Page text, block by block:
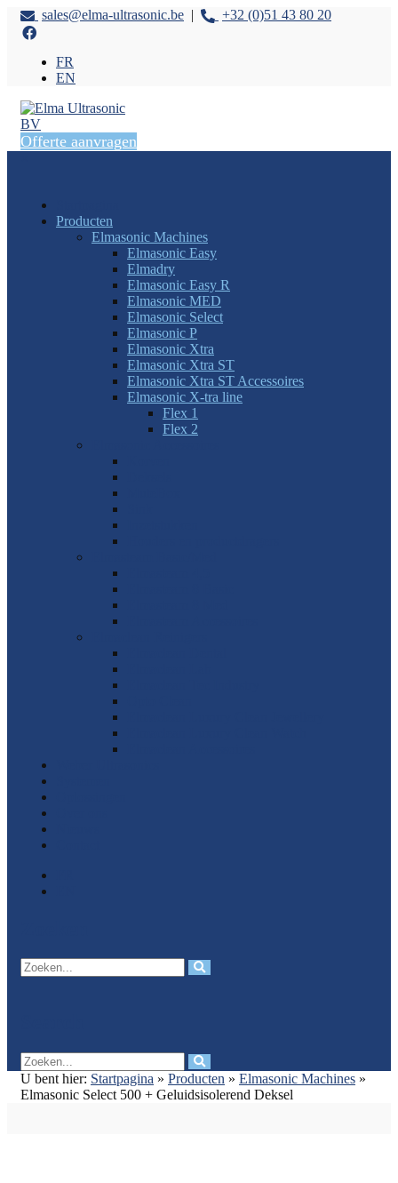
sales@elma-ultrasonic.be | +32 (0)51 43 80 20
FR
EN
Offerte aanvragen
Producten
Elmasonic Machines
Elmasonic Easy
Elmadry
Elmasonic Easy R
Elmasonic MED
Elmasonic Select
Elmasonic P
Elmasonic Xtra
Elmasonic Xtra ST
Elmasonic Xtra ST Accessoires
Elmasonic X-tra line
Flex 1
Flex 2
U bent hier: Startpagina » Producten » Elmasonic Machines »
Elmasonic Select 500 + Geluidsisolerend Deksel